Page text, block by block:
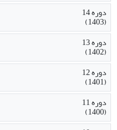
دوره 14
(1403)
دوره 13
(1402)
دوره 12
(1401)
دوره 11
(1400)